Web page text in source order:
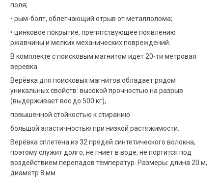
поля;
• рым-болт, облегчающий отрыв от металлолома;
• цинковое покрытие, препятствующее появлению
ржавчины и мелких механических повреждений.
В комплекте с поисковым магнитом идет 20-ти метровая
веревка.
Верёвка для поисковых магнитов обладает рядом
уникальных свойств: высокой прочностью на разрыв
(выдерживает вес до 500 кг),
повышенной стойкостью к стиранию
большой эластичностью при низкой растяжимости.
Верёвка сплетена из 32 прядей синтетического волокна,
поэтому служит долго, не гниет в воде, не портится под
воздействием перепадов температур. Размеры: длина 20 м,
диаметр 8 мм.